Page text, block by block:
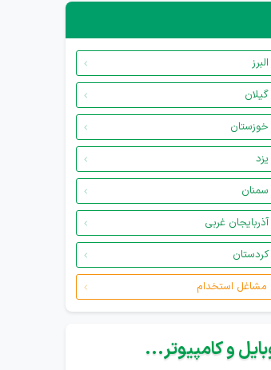
خوزستان
سمنان
غربی
استخدام
و کامپیوتر...